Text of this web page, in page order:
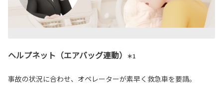
ヘルプネット（エアバッグ連動） ＊1
事故の状況に合わせ、オペレーターが素早く救急車を要請。